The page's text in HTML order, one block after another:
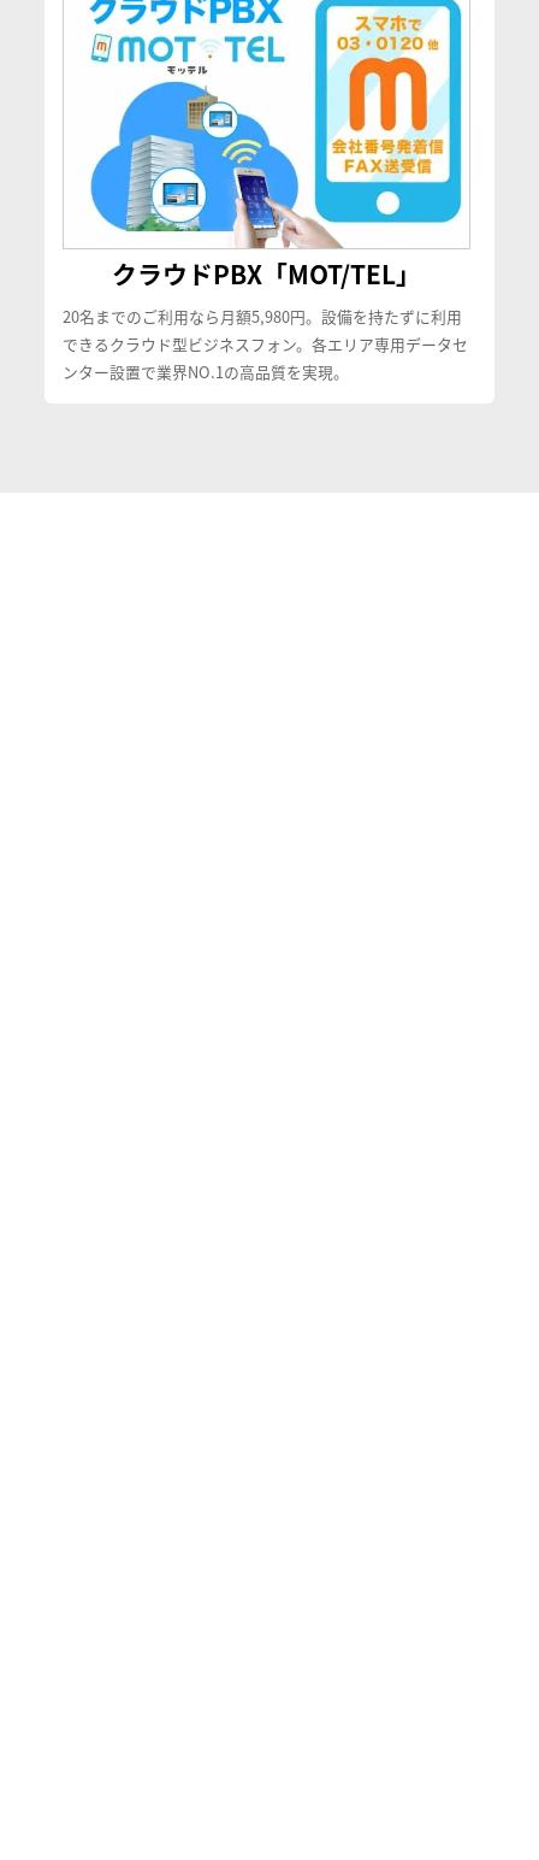
クラウドPBX「MOT/TEL」
20名までのご利用なら月額5,980円。設備を持たずに利用
できるクラウド型ビジネスフォン。各エリア専用データセ
ンター設置で業界NO.1の高品質を実現。